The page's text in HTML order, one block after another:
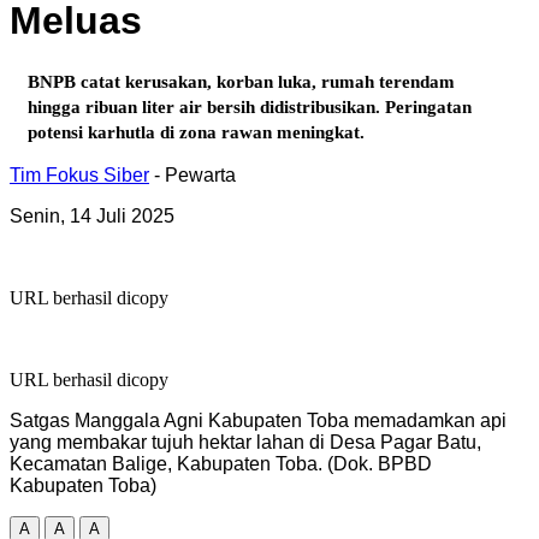
Meluas
BNPB catat kerusakan, korban luka, rumah terendam
hingga ribuan liter air bersih didistribusikan. Peringatan
potensi karhutla di zona rawan meningkat.
Tim Fokus Siber - Pewarta
Senin, 14 Juli 2025
URL berhasil dicopy
URL berhasil dicopy
Satgas Manggala Agni Kabupaten Toba memadamkan api
yang membakar tujuh hektar lahan di Desa Pagar Batu,
Kecamatan Balige, Kabupaten Toba. (Dok. BPBD
Kabupaten Toba)
A A A